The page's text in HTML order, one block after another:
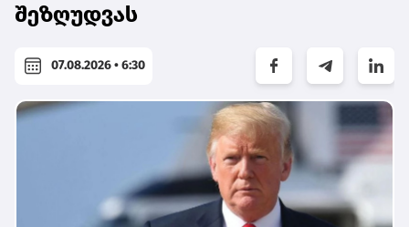
შეზღუდვას
07.08.2026 • 6:30